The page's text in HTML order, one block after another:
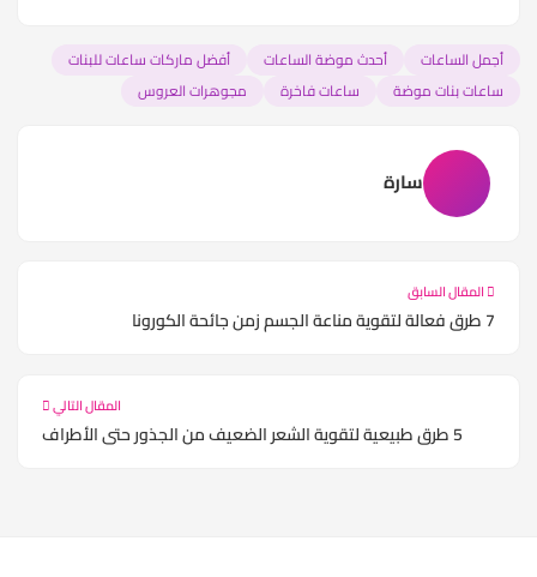
أجمل الساعات أحدث موضة الساعات
أفضل ماركات ساعات للبنات
ساعات بنات موضة
ساعات فاخرة مجوهرات العروس
سارة
المقال السابق
7 طرق فعالة لتقوية مناعة الجسم زمن جائحة الكورونا
المقال التالي
5 طرق طبيعية لتقوية الشعر الضعيف من الجذور حتى الأطراف